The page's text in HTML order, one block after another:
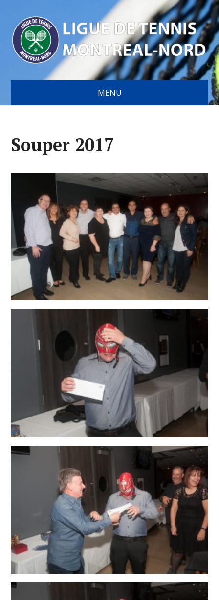
MENU
Souper 2017